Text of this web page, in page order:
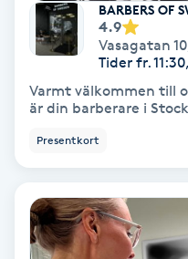
Samtalsterapi
Senioryoga
Shiatsu
Singelfransar
Sjukgymnastik
BARBERS OF
4.9
Vasagatan 10
Tider fr.
Varmt välkommen till
Presentkort